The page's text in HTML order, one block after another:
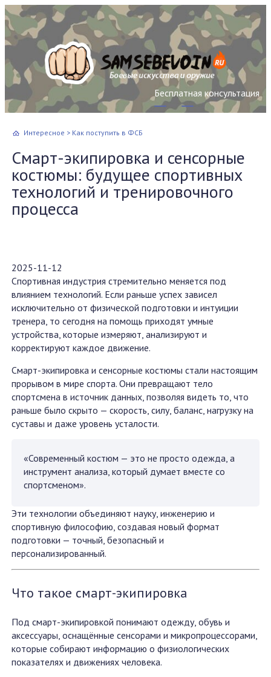
Бесплатная консультация
Интересное > Как поступить в ФСБ
Смарт-экипировка и сенсорные
костюмы: будущее спортивных
технологий и тренировочного
процесса
2025-11-12
Спортивная индустрия стремительно меняется под
влиянием технологий. Если раньше успех зависел
исключительно от физической подготовки и интуиции
тренера, то сегодня на помощь приходят умные
устройства, которые измеряют, анализируют и
корректируют каждое движение.
Смарт-экипировка и сенсорные костюмы стали настоящим
прорывом в мире спорта. Они превращают тело
спортсмена в источник данных, позволяя видеть то, что
раньше было скрыто — скорость, силу, баланс, нагрузку на
суставы и даже уровень усталости.
«Современный костюм — это не просто одежда, а
инструмент анализа, который думает вместе со
спортсменом».
Эти технологии объединяют науку, инженерию и
спортивную философию, создавая новый формат
подготовки — точный, безопасный и
персонализированный.
Что такое смарт-экипировка
Под смарт-экипировкой понимают одежду, обувь и
аксессуары, оснащённые сенсорами и микропроцессорами,
которые собирают информацию о физиологических
показателях и движениях человека.